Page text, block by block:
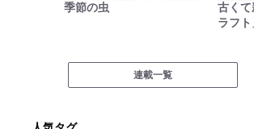
季節の虫
古くて
ラフト
連載一覧